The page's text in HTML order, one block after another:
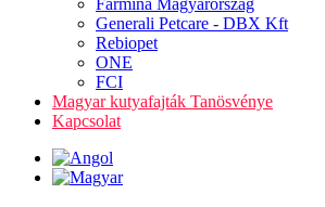
Farmina Magyarország
Generali Petcare - DBX Kft
Rebiopet
ONE
FCI
Magyar kutyafajták Tanösvénye
Kapcsolat